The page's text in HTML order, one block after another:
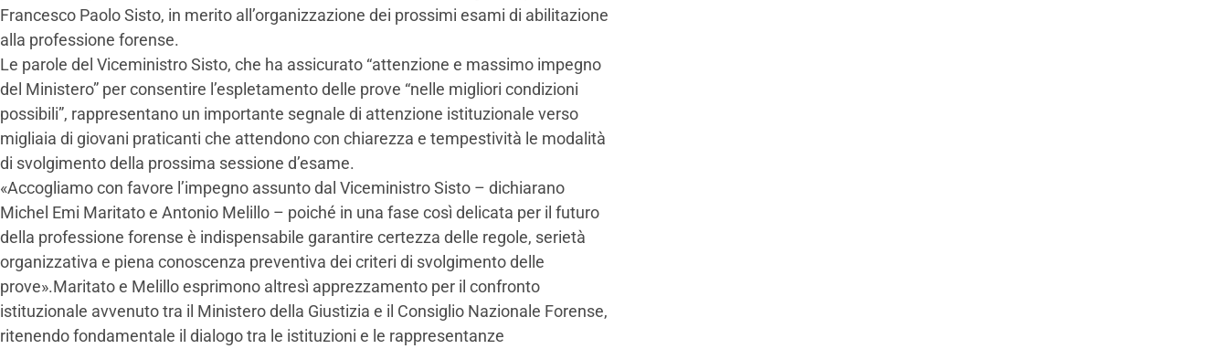
Francesco Paolo Sisto, in merito all’organizzazione dei prossimi esami di abilitazione
alla professione forense.
Le parole del Viceministro Sisto, che ha assicurato “attenzione e massimo impegno
del Ministero” per consentire l’espletamento delle prove “nelle migliori condizioni
possibili”, rappresentano un importante segnale di attenzione istituzionale verso
migliaia di giovani praticanti che attendono con chiarezza e tempestività le modalità
di svolgimento della prossima sessione d’esame.
«Accogliamo con favore l’impegno assunto dal Viceministro Sisto – dichiarano
Michel Emi Maritato e Antonio Melillo – poiché in una fase così delicata per il futuro
della professione forense è indispensabile garantire certezza delle regole, serietà
organizzativa e piena conoscenza preventiva dei criteri di svolgimento delle
prove».Maritato e Melillo esprimono altresì apprezzamento per il confronto
istituzionale avvenuto tra il Ministero della Giustizia e il Consiglio Nazionale Forense,
ritenendo fondamentale il dialogo tra le istituzioni e le rappresentanze